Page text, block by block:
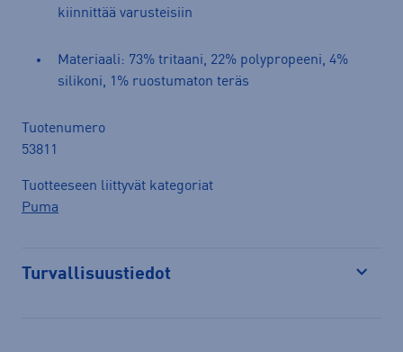
kiinnittää varusteisiin
Materiaali: 73% tritaani, 22% polypropeeni, 4%
silikoni, 1% ruostumaton teräs
Tuotenumero
53811
Tuotteeseen liittyvät kategoriat
Puma
Turvallisuustiedot